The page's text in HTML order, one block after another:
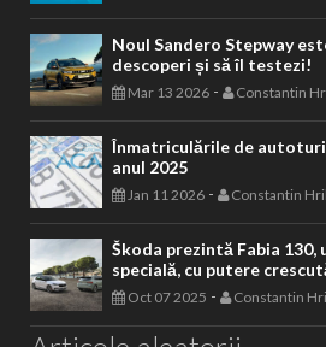
Noul Sandero Stepway
descoperi și să îl testezi!
Mar 13 2026 - Constantin
Înmatriculările de
anul 2025
Jan 11 2026 - Constantin
Škoda prezintă Fabia 130,
specială, cu putere
Oct 07 2025 - Constantin